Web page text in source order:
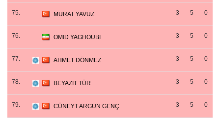
75. MURAT YAVUZ 3 5 0
76. OMID YAGHOUBI 3 5 0
77. AHMET DÖNMEZ 3 5 0
78. BEYAZIT TÜR 3 5 0
79. CÜNEYT ARGUN GENÇ 3 5 0